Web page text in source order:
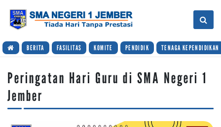
BERITA FASILITAS KOMITE PENDIDIK TENAGA KEPENDIDIKAN
Peringatan Hari Guru di SMA Negeri 1
Jember